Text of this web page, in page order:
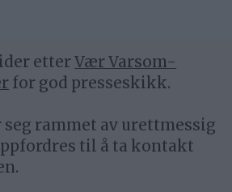
etterVær Varsom-
for god presseskikk.
seg rammet av urettmessig
til å ta kontakt